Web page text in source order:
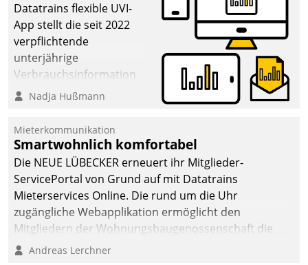
Datatrains flexible UVI-
App stellt die seit 2022
verpflichtende
unterjährige
Verbrauchsinformation
schnell, zuverlässig und
Die monatlichen
Mitteilungen zum
Heizungs- und
Wasserverbrauch gehen
automatisiert, vollständig
und auf Wunsch über
mehrere zuvor
Kommunikationswege bei
Nadja Hußmann
Mieterkommunikation
Smartwohnlich komfortabel
Die NEUE LÜBECKER erneuert ihr Mitglieder-
ServicePortal von Grund auf mit Datatrains
Mieterservices Online. Die rund um die Uhr
zugängliche Webapplikation ermöglicht den
Mitgliedern der Wohnungs­bau­genossenschaft die
Kontaktaufnahme per Smartphone, Tablet oder PC.
Andreas Lerchner